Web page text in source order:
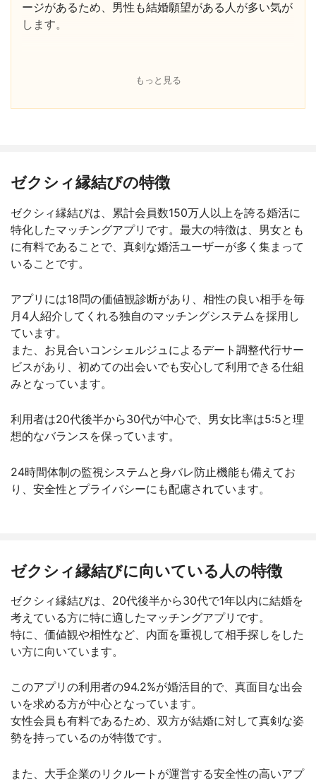
ージがあるため、男性も結婚願望がある人が多い気が
します。
都市部は多いのかもしれませんが、地方だとお金払っ
遊び人をスクリーニングしてくれていると思えば安い
数ではないと思いますが、それでもこのアプリだけで
女性は無料登録できるアプリが多いため、そちらと併
せて使うことをおすすめします。
もっと見る
ゼクシィ縁結びの特徴
ゼクシィ縁結びは、累計会員数150万人以上を誇る婚活に
特化したマッチングアプリです。最大の特徴は、男女とも
に有料であることで、真剣な婚活ユーザーが多く集まって
いることです。
アプリには18問の価値観診断があり、相性の良い相手を毎
月4人紹介してくれる独自のマッチングシステムを採用し
ています。
また、お見合いコンシェルジュによるデート調整代行サー
ビスがあり、初めての出会いでも安心して利用できる仕組
みとなっています。
利用者は20代後半から30代が中心で、男女比率は5:5と理
想的なバランスを保っています。
24時間体制の監視システムと身バレ防止機能も備えてお
り、安全性とプライバシーにも配慮されています。
ゼクシィ縁結びに向いている人の特徴
ゼクシィ縁結びは、20代後半から30代で1年以内に結婚を
考えている方に特に適したマッチングアプリです。
特に、価値観や相性など、内面を重視して相手探しをした
い方に向いています。
このアプリの利用者の94.2%が婚活目的で、真面目な出会
いを求める方が中心となっています。
女性会員も有料であるため、双方が結婚に対して真剣な姿
勢を持っているのが特徴です。
また、大手企業のリクルートが運営する安全性の高いアプ